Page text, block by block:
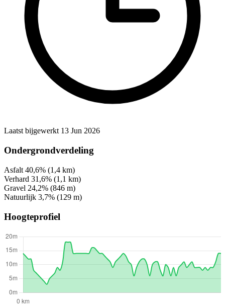
Laatst bijgewerkt 13 Jun 2026
Ondergrondverdeling
Asfalt 40,6% (1,4 km)
Verhard 31,6% (1,1 km)
Gravel 24,2% (846 m)
Natuurlijk 3,7% (129 m)
Hoogteprofiel